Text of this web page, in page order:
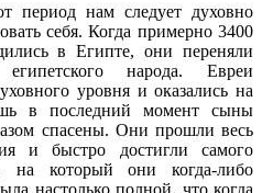
период нам следует духовно
себя. Когда примерно 3400
в Египте, они переняли
народа. Евреи
уровня и оказались на
в последний момент сыны
спасены. Они прошли весь
и быстро достигли самого
на который они когда-либо
настолько полной, что когда